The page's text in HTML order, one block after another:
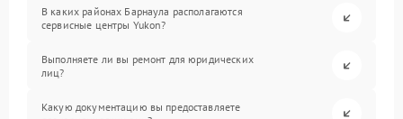
В каких районах Барнаула располагаются
сервисные центры Yukon?
Выполняете ли вы ремонт для юридических
лиц?
Какую документацию вы предоставляете